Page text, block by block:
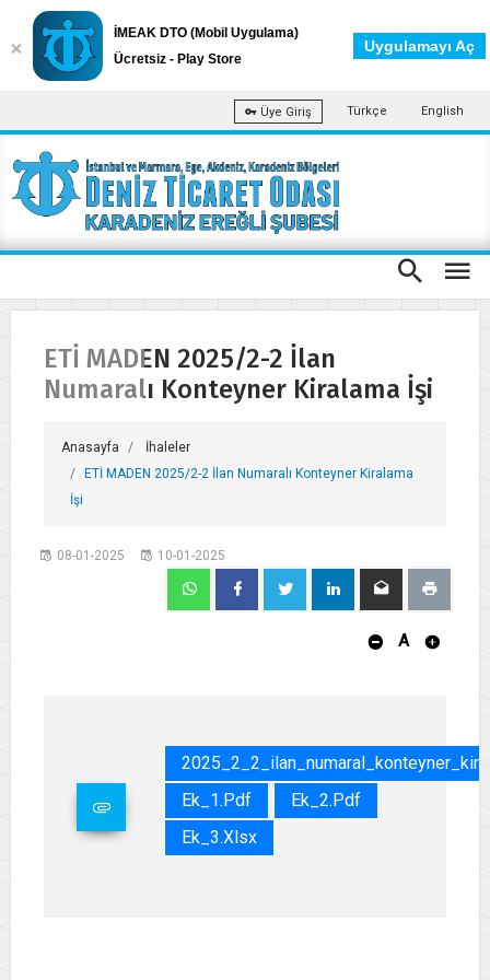
Üye Giriş Türkçe English
ETİ MADEN 2025/2-2 İlan
Numaralı Konteyner Kiralama İşi
Anasayfa
İhaleler
ETİ MADEN 2025/2-2 İlan Numaralı Konteyner Kiralama
İşi
08-01-2025 10-01-2025
A
Ek_1.pdf
Ek_2.pdf
Ek_3.xlsx
İMEAK DTO (Mobil Uygulama)
Ücretsiz - Play Store
Uygulamayı Aç